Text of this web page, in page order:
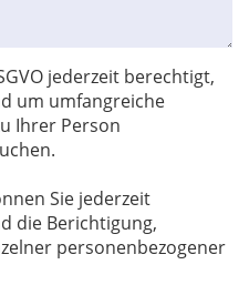
jederzeit berechtigt,
um umfangreiche
Ihrer Person
Sie jederzeit
die Berichtigung,
personenbezogener